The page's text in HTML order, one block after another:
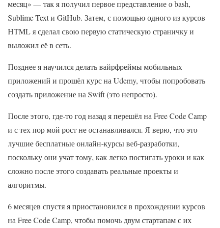
месяц» — так я получил первое представление о bash,
Sublime Text и GitHub. Затем, с помощью одного из курсов
HTML я сделал свою первую статическую страничку и
выложил её в сеть.
Позднее я научился делать вайрфреймы мобильных
приложений и прошёл курс на Udemy, чтобы попробовать
создать приложение на Swift (это непросто).
После этого, где-то год назад я перешёл на Free Code Camp
и с тех пор мой рост не останавливался. Я верю, что это
лучшие бесплатные онлайн-курсы веб-разработки,
поскольку они учат тому, как легко постигать уроки и как
сложно после этого создавать реальные проекты и
алгоритмы.
6 месяцев спустя я приостановился в прохождении курсов
на Free Code Camp, чтобы помочь двум стартапам с их